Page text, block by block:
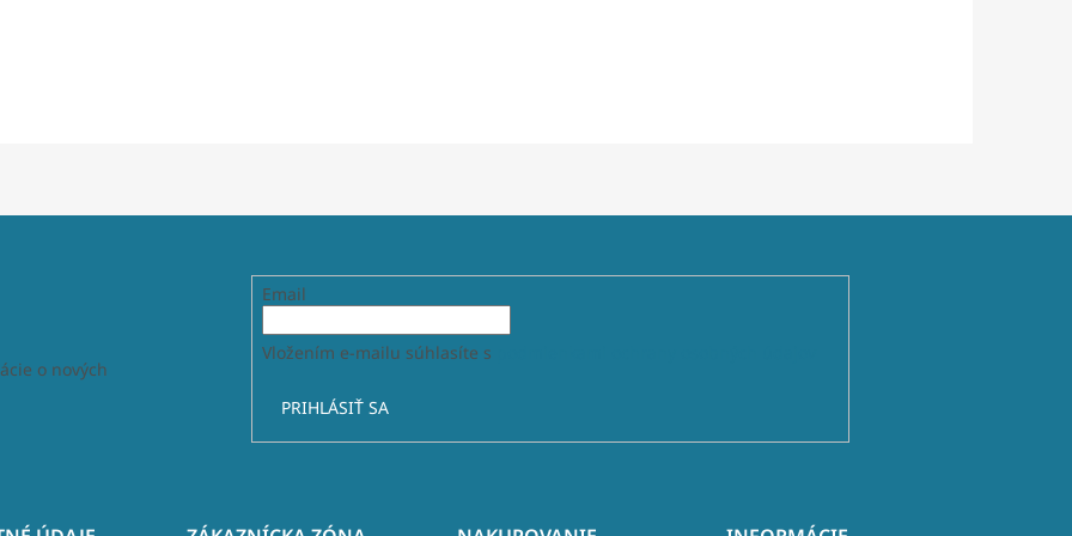
o nových
Email
Vložením e-mailu súhlasíte s
PRIHLÁSIŤ SA